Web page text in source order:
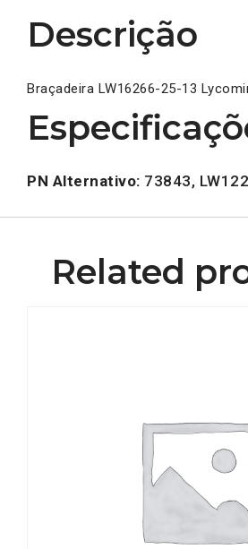
Descrição
Braçadeira LW16266-25-13
PN Alternativo: 73843,
Related